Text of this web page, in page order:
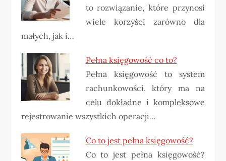
to rozwiązanie, które przynosi
wiele korzyści zarówno dla
małych, jak i…
Pełna księgowość co to?
Pełna księgowość to system
rachunkowości, który ma na
celu dokładne i kompleksowe
rejestrowanie wszystkich operacji…
Co to jest pełna księgowość?
Co to jest pełna księgowość?